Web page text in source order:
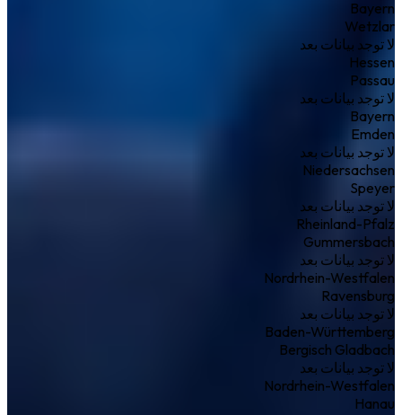
Bayern
Wetzlar
لا توجد بيانات بعد
Hessen
Passau
لا توجد بيانات بعد
Bayern
Emden
لا توجد بيانات بعد
Niedersachsen
Speyer
لا توجد بيانات بعد
Rheinland-Pfalz
Gummersbach
لا توجد بيانات بعد
Nordrhein-Westfalen
Ravensburg
لا توجد بيانات بعد
Baden-Württemberg
Bergisch Gladbach
لا توجد بيانات بعد
Nordrhein-Westfalen
Hanau